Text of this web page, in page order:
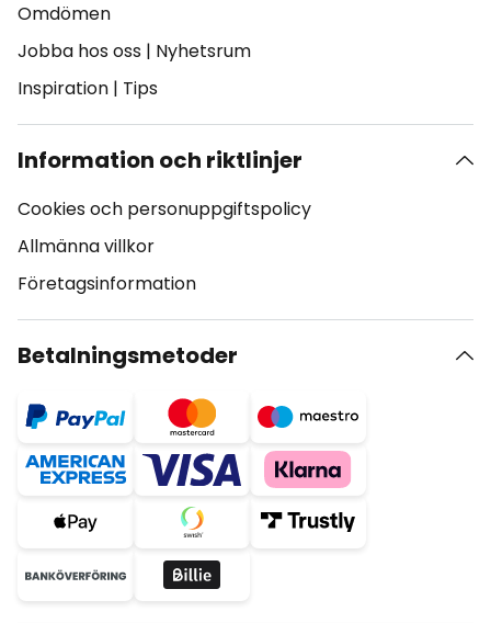
Omdömen
Jobba hos oss | Nyhetsrum
Inspiration | Tips
Information och riktlinjer
Cookies och personuppgiftspolicy
Allmänna villkor
Företagsinformation
Betalningsmetoder